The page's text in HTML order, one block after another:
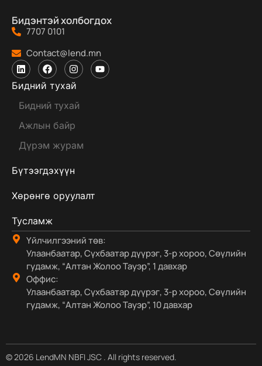
Бидэнтэй холбогдох
7707 0101
Contact@lend.mn
Бидний тухай
Бүтээгдэхүүн
Хөрөнгө оруулалт
Тусламж
Бидний тухай
Ажлын байр
Дүрэм журам
Үйлчилгээний төв:
Улаанбаатар, Сүхбаатар дүүрэг, 3-р хороо, Сөүлийн
гудамж, “Алтан Жолоо Тауэр”, 1 давхар
Оффис:
Улаанбаатар, Сүхбаатар дүүрэг, 3-р хороо, Сөүлийн
гудамж, “Алтан Жолоо Тауэр”, 10 давхар
© 2026 LendMN NBFI JSC . All rights reserved.